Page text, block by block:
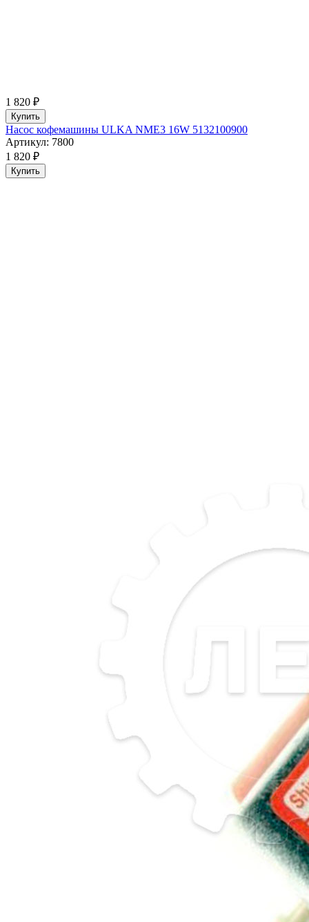
1 820 ₽
Купить
Насос кофемашины ULKA NME3 16W 5132100900
Артикул: 7800
1 820 ₽
Купить